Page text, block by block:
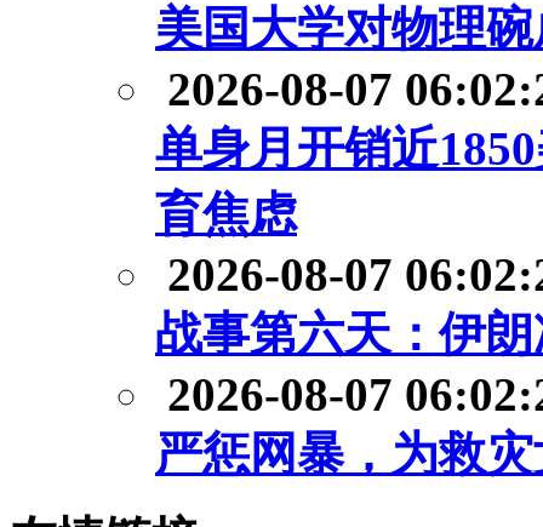
美国大学对物理
2026-08-07
单身月开销近
育焦虑
2026-08-07
战事第六天：伊
2026-08-07
严惩网暴，为救